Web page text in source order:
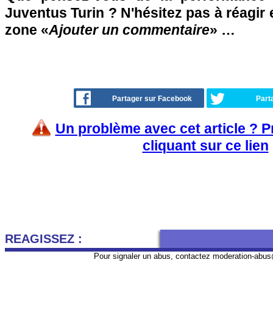
Juventus Turin ? N'hésitez pas à réagir
zone «Ajouter un commentaire» …
Partager sur Facebook
Un problème avec cet article ?
cliquant sur ce lien
REAGISSEZ :
Pour signaler un abus, contactez moderation-